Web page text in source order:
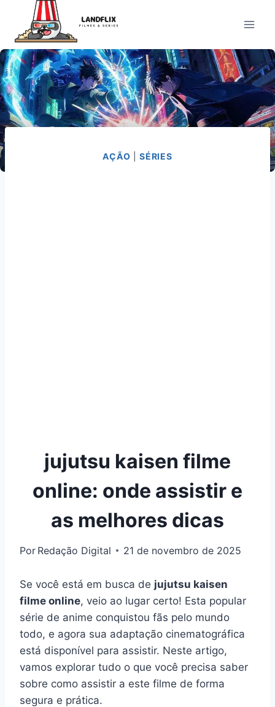
Conteúdo
AÇÃO |SÉRIES
jujutsu kaisen filme
online: onde assistir e
as melhores dicas
Por Redação Digital 21 de novembro de 2025
Se você está em busca de jujutsu kaisen
filme online, veio ao lugar certo! Esta popular
série de anime conquistou fãs pelo mundo
todo, e agora sua adaptação cinematográfica
está disponível para assistir. Neste artigo,
vamos explorar tudo o que você precisa saber
sobre como assistir a este filme de forma
segura e prática.